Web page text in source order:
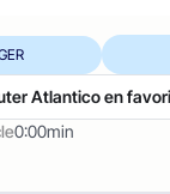
0:00min
Atlantico en